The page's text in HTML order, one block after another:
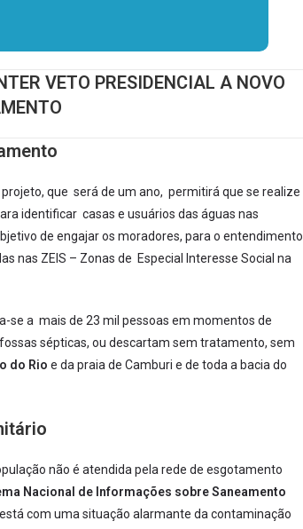
VETO PRESIDENCIAL A NOVO
que será de um ano, permitirá que se realize
identificar casas e usuários das águas nas
de engajar os moradores, para o entendimento
nas ZEIS – Zonas de Especial Interesse Social na
se a mais de 23 mil pessoas em momentos de
sépticas, ou descartam sem tratamento, sem
do Rio e da praia de Camburi e de toda a bacia do
não é atendida pela rede de esgotamento
Nacional de Informações sobre Saneamento
com uma situação alarmante da contaminação